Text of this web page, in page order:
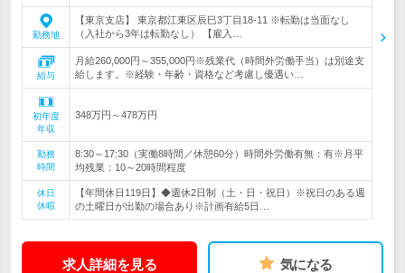
勤務地
【東京支店】 東京都江東区辰巳3丁目18-11 ※転勤は当面なし
（入社から3年は転勤なし） 【雇入…
給与
月給260,000円～355,000円※残業代（時間外労働手当）は別途支
給します。※経験・年齢・資格など考慮し優遇い…
初年度
年収
348万円～478万円
勤務
時間
8:30～17:30（実働8時間／休憩60分）時間外労働有無：有※月平
均残業：10～20時間程度
休日
休暇
【年間休日119日】◆週休2日制（土・日・祝日）※祝日のある週
の土曜日が出勤の場合あり※計画有給5日…
求人詳細を見る 気になる